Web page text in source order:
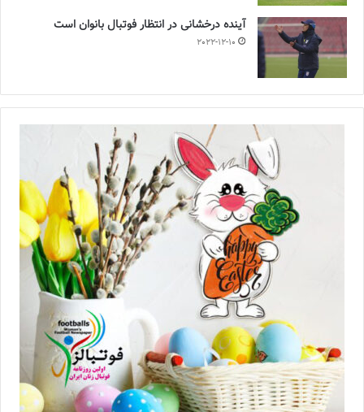
آینده درخشانی در انتظار فوتبال بانوان است
2022-12-10